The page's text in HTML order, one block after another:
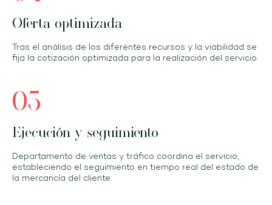
Oferta optimizada
Tras el análisis de los diferentes recursos y la viabilidad se
fija la cotización optimizada para la realización del servicio.
05
Ejecución y seguimiento
Departamento de ventas y tráfico coordina el servicio,
estableciendo el seguimiento en tiempo real del estado de
la mercancía del cliente.